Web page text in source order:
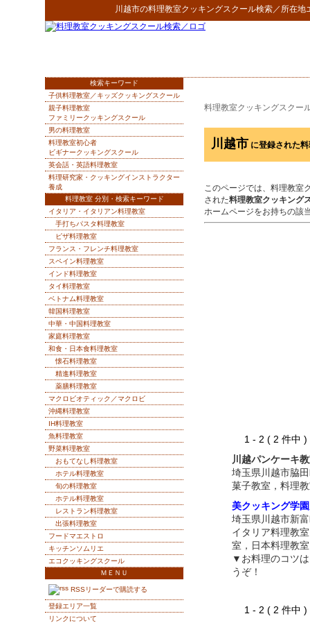
川越市の料理教室クッキングスクール検索／所在地
料理教室クッキングスクー
川越市 に登録された
このページでは、料理教室
された料理教室クッキング
ホームページをお持ちの該
1 - 2 ( 2 件
川越パンケーキ
埼玉県川越市脇
菓子教室，料理
美クッキング学
埼玉県川越市新
イタリア料理教
室，日本料理教
▼お料理のコツ
うぞ！
1 - 2 ( 2 件
検索キーワード
子供料理教室／キッズクッキングスクール
親子料理教室
ファミリークッキングスクール
男の料理教室
料理教室初心者
ビギナークッキングスクール
英会話・英語料理教室
料理研究家・クッキングインストラクター
養成
料理教室 分別・検索キーワード
イタリア・イタリアン料理教室
手打ちパスタ料理教室
ピザ料理教室
フランス・フレンチ料理教室
スペイン料理教室
インド料理教室
タイ料理教室
ベトナム料理教室
韓国料理教室
中華・中国料理教室
家庭料理教室
和食・日本食料理教室
懐石料理教室
精進料理教室
薬膳料理教室
マクロビオティック／マクロビ
沖縄料理教室
IH料理教室
魚料理教室
野菜料理教室
おもてなし料理教室
ホテル料理教室
旬の料理教室
ホテル料理教室
レストラン料理教室
出張料理教室
フードマエストロ
キッチンソムリエ
エコクッキングスクール
ＭＥＮＵ
RSSリーダーで購読する
登録エリア一覧
リンクについて